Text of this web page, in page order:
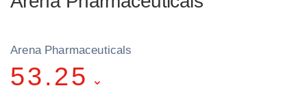
Arena Pharmaceuticals
53.25